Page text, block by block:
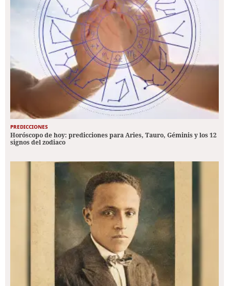
PREDICCIONES
Horóscopo de hoy: predicciones para Aries, Tauro, Géminis y los 12
signos del zodiaco